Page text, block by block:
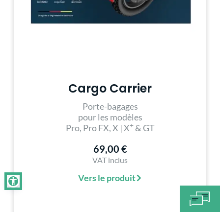
Cargo Carrier
Porte-bagages
pour les modèles
Pro, Pro FX, X | X+& GT
69,00 €
VAT inclus
Vers le produit